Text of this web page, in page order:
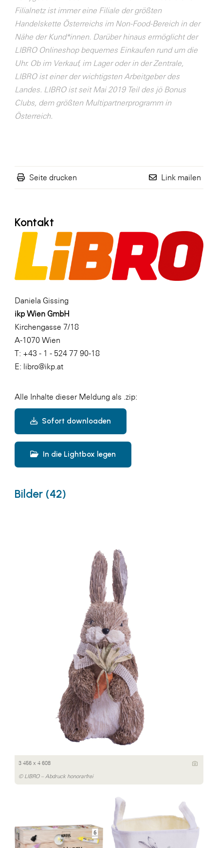
WKS Fachgruppe Finanzdienstleister
WK UBIT
Zühlke
Media
Filialnetz ist immer eine Filiale der größten
Handelskette Österreichs im Non-Food-Bereich in der
Nähe der Kund*innen. Darüber hinaus ermöglicht der
LIBRO Onlineshop bequemes Einkaufen rund um die
Uhr. Ob im Verkauf, im Lager oder in der Zentrale,
LIBRO ist einer der wichtigsten Arbeitgeber des
Landes. LIBRO ist seit Mai 2019 Teil des jö Bonus
Clubs, dem größten Multipartnerprogramm in
Österreich.
Seite drucken Link mailen
Kontakt
Daniela Gissing
ikp Wien GmbH
Kirchengasse 7/18
A-1070 Wien
T: +43 - 1 - 524 77 90-18
E: libro@ikp.at
Alle Inhalte dieser Meldung als .zip:
Sofort downloaden
In die Lightbox legen
Bilder (42)
3 456 x 4 608
© LIBRO – Abdruck honorarfrei